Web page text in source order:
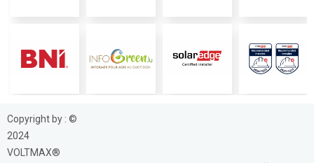
Copyright by : ©
2024
VOLTMAX®